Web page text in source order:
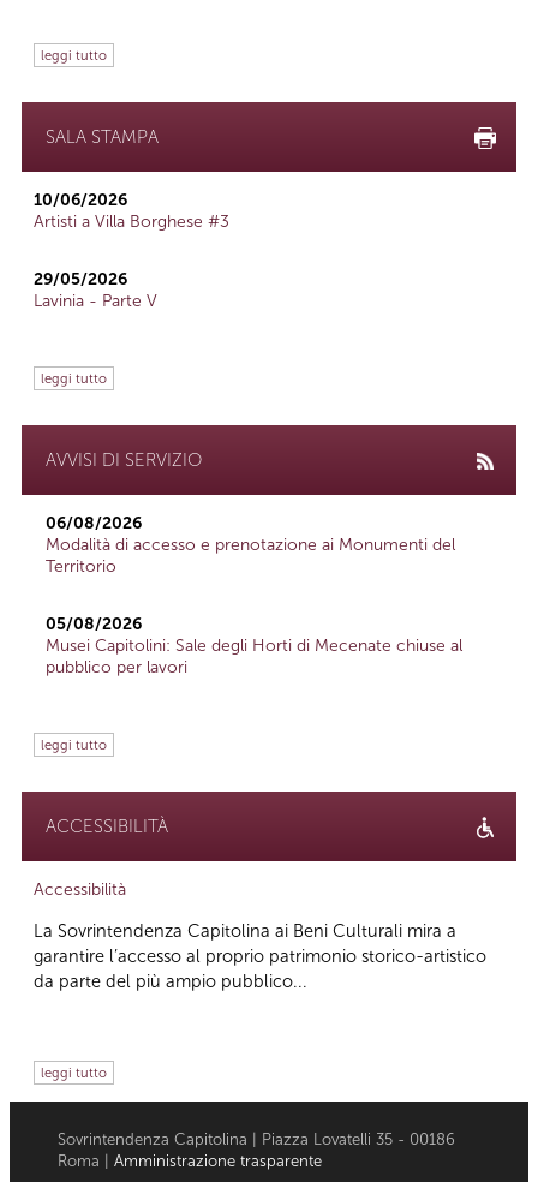
leggi tutto
SALA STAMPA
10/06/2026
Artisti a Villa Borghese #3
29/05/2026
Lavinia - Parte V
leggi tutto
AVVISI DI SERVIZIO
06/08/2026
Modalità di accesso e prenotazione ai Monumenti del
Territorio
05/08/2026
Musei Capitolini: Sale degli Horti di Mecenate chiuse al
pubblico per lavori
leggi tutto
ACCESSIBILITÀ
Accessibilità
La Sovrintendenza Capitolina ai Beni Culturali mira a
garantire l’accesso al proprio patrimonio storico-artistico
da parte del più ampio pubblico...
leggi tutto
Sovrintendenza Capitolina | Piazza Lovatelli 35 - 00186
Roma | Amministrazione trasparente